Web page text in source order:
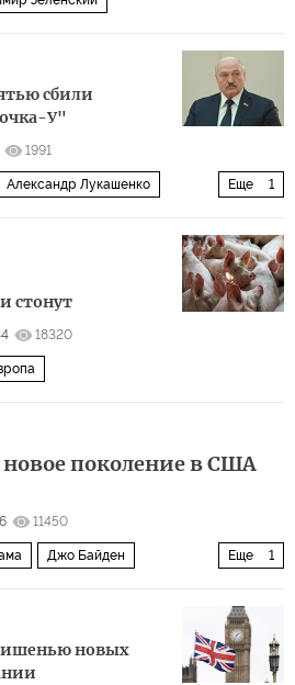
сбили
У"
1991
Еще 1
Александр Лукашенко
стонут
18320
поколение в США
11450
Еще 1
Джо Байден
новых